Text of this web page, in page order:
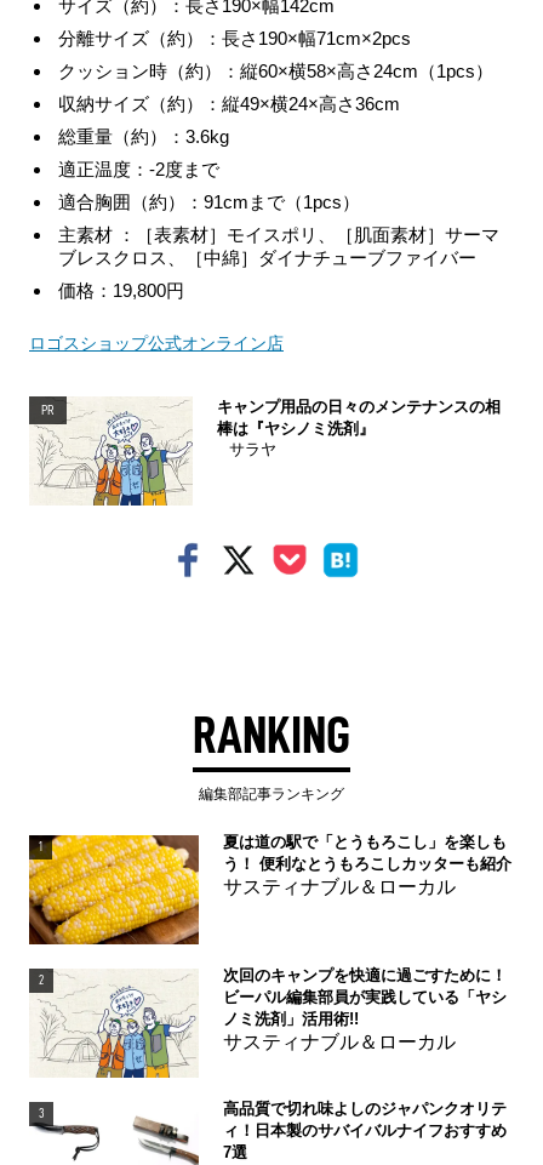
サイズ（約）：長さ 190×幅142cm
分離サイズ（約）：長さ 190×幅71cm×2pcs
クッション時（約）：縦60×横58×高さ 24cm （1pcs）
収納サイズ（約）：縦49×横24×高さ36cm
総重量（約）： 3.6kg
適正温度： -2度まで
適合胸囲（約）： 91cm まで（1pcs）
主素材 ：［表素材］モイスポリ、［肌面素材］サーマ
ブレスクロス、［中綿］ダイナチューブファイバー
価格： 19,800円
ロゴスショップ公式オンライン店
PR
キャンプ用品の日々のメンテナンスの相
棒は『ヤシノミ洗剤』
サラヤ
RANKING
編集部記事ランキング
1
夏は道の駅で「とうもろこし」を楽しも
う！ 便利なとうもろこしカッターも紹介
サスティナブル＆ローカル
2
次回のキャンプを快適に過ごすために！
ビーパル編集部員が実践している「ヤシ
ノミ洗剤」活用術!!
サスティナブル＆ローカル
3
高品質で切れ味よしのジャパンクオリテ
ィ！日本製のサバイバルナイフおすすめ
7選